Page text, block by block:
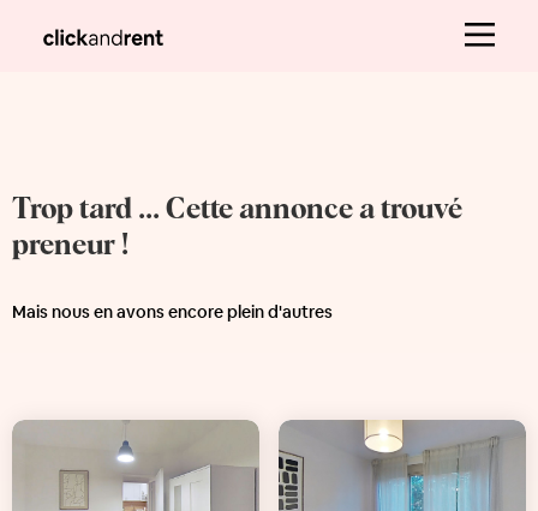
Trop tard ... Cette annonce a trouvé
preneur !
Mais nous en avons encore plein d'autres